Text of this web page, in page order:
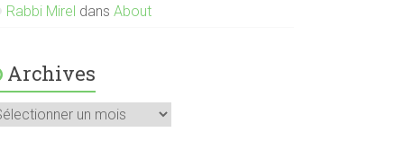
Rabbi Mirel dansAbout
Archives